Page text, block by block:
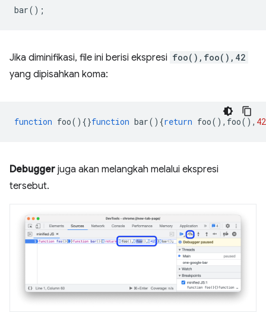
bar();
Jika diminifikasi, file ini berisi ekspresi foo(),foo(),42
yang dipisahkan koma:
function foo(){}function bar(){return foo(), foo(), 42
Debugger juga akan melangkah melalui ekspresi
tersebut.